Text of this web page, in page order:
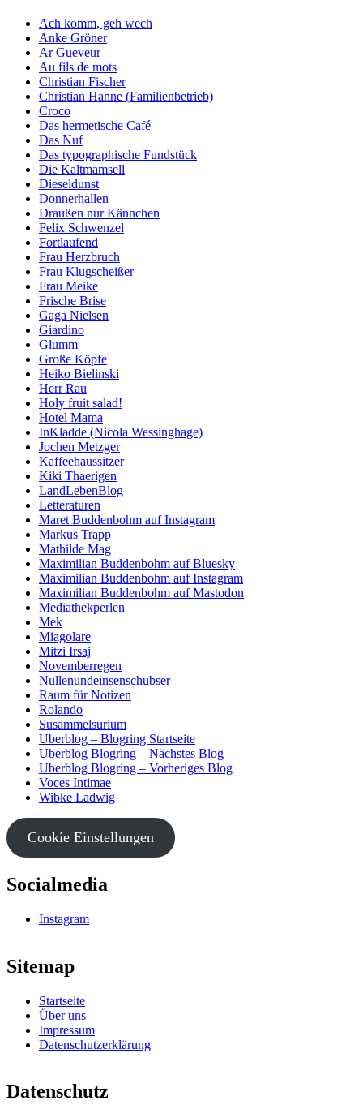
Ach komm, geh wech
Anke Gröner
Ar Gueveur
Au fils de mots
Christian Fischer
Christian Hanne (Familienbetrieb)
Croco
Das hermetische Café
Das Nuf
Das typographische Fundstück
Die Kaltmamsell
Dieseldunst
Donnerhallen
Draußen nur Kännchen
Felix Schwenzel
Fortlaufend
Frau Herzbruch
Frau Klugscheißer
Frau Meike
Frische Brise
Gaga Nielsen
Giardino
Glumm
Große Köpfe
Heiko Bielinski
Herr Rau
Holy fruit salad!
Hotel Mama
InKladde (Nicola Wessinghage)
Jochen Metzger
Kaffeehaussitzer
Kiki Thaerigen
LandLebenBlog
Letteraturen
Maret Buddenbohm auf Instagram
Markus Trapp
Mathilde Mag
Maximilian Buddenbohm auf Bluesky
Maximilian Buddenbohm auf Instagram
Maximilian Buddenbohm auf Mastodon
Mediathekperlen
Mek
Miagolare
Mitzi Irsaj
Novemberregen
Nullenundeinsenschubser
Raum für Notizen
Rolando
Susammelsurium
Uberblog – Blogring Startseite
Uberblog Blogring – Nächstes Blog
Uberblog Blogring – Vorheriges Blog
Voces Intimae
Wibke Ladwig
Cookie Einstellungen
Socialmedia
Instagram
Sitemap
Startseite
Über uns
Impressum
Datenschutzerklärung
Datenschutz